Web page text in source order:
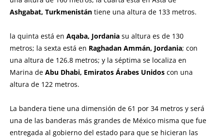
Ashgabat, Turkmenistán tiene una altura de 133 metros.
la quinta está en Aqaba, Jordania su altura es de 130
metros; la sexta está en Raghadan Ammán, Jordania; con
una altura de 126.8 metros; y la séptima se localiza en
Marina de Abu Dhabi, Emiratos Árabes Unidos con una
altura de 122 metros.
La bandera tiene una dimensión de 61 por 34 metros y será
una de las banderas más grandes de México misma que fue
entregada al gobierno del estado para que se hicieran las